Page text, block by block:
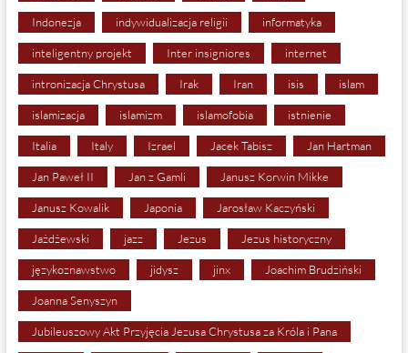
Indonezja indywidualizacja religii informatyka
inteligentny projekt Inter insigniores internet
intronizacja Chrystusa Irak Iran isis islam
islamizacja islamizm islamofobia istnienie
Italia Italy Izrael Jacek Tabisz Jan Hartman
Jan Paweł II Jan z Gamli Janusz Korwin Mikke
Janusz Kowalik Japonia Jarosław Kaczyński
Jażdżewski jazz Jezus Jezus historyczny
językoznawstwo jidysz jinx Joachim Brudziński
Joanna Senyszyn
Jubileuszowy Akt Przyjęcia Jezusa Chrystusa za Króla i Pana